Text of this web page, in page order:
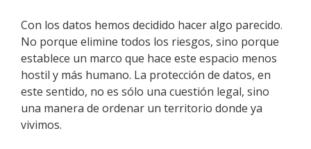
Con los datos hemos decidido hacer algo parecido.
No porque elimine todos los riesgos, sino porque
establece un marco que hace este espacio menos
hostil y más humano. La protección de datos, en
este sentido, no es sólo una cuestión legal, sino
una manera de ordenar un territorio donde ya
vivimos.